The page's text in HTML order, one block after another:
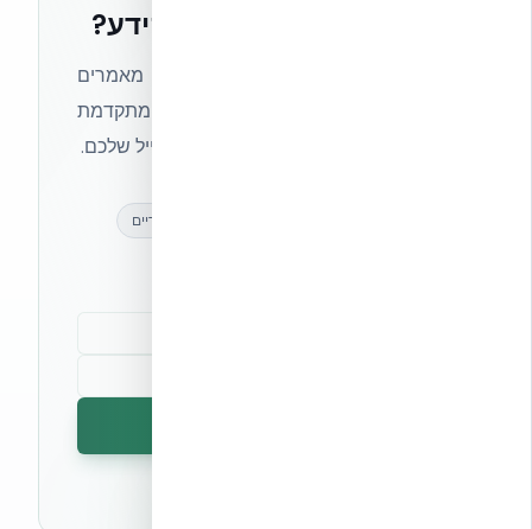
רוצים להישאר בחזית הידע?
הצטרפו לניוזלטר של אקובילד וקבלו מאמרים
מקצועיים, חדשות מעולם הבנייה המתקדמת
ועדכונים בלעדיים — ישירות לתיבת המייל שלכם.
עדכונים בלעדיים